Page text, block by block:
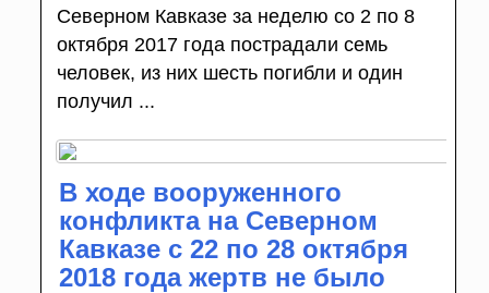
Северном Кавказе за неделю со 2 по 8
октября 2017 года пострадали семь
человек, из них шесть погибли и один
получил ...
В ходе вооруженного
конфликта на Северном
Кавказе с 22 по 28 октября
2018 года жертв не было